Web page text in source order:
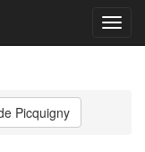
Menu
Picquigny